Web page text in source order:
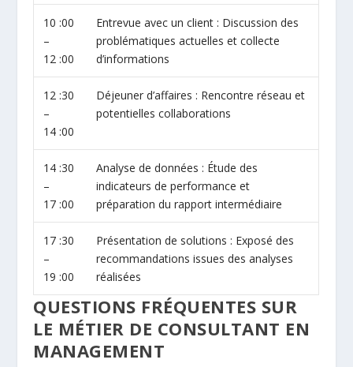
10 :00
–
12 :00
Entrevue avec un client : Discussion des
problématiques actuelles et collecte
d’informations
12 :30
–
14 :00
Déjeuner d’affaires : Rencontre réseau et
potentielles collaborations
14 :30
–
17 :00
Analyse de données : Étude des
indicateurs de performance et
préparation du rapport intermédiaire
17 :30
–
19 :00
Présentation de solutions : Exposé des
recommandations issues des analyses
réalisées
QUESTIONS FRÉQUENTES SUR
LE MÉTIER DE CONSULTANT EN
MANAGEMENT